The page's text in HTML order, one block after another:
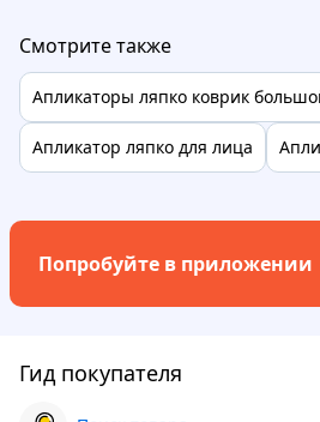
Смотрите также
Апликаторы ляпко коврик
Апликатор ляпко для лица
Попробуйте в приложении
Гид покупателя